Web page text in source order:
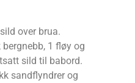
over brua.
1 fløy og
sild til babord.
sandflyndrer og